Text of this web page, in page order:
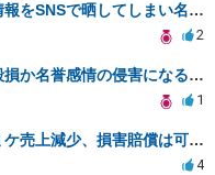
当方の腹いせで相手方の個人情報をSNSで晒してしまい名誉毀損させてしまったかもしれない
2
知的障害者と言う文言が名誉毀損か名誉感情の侵害になるか教えてほしい。
1
ネットでの誹謗中傷によるコミケ売上減少、損害賠償は可能か？
4